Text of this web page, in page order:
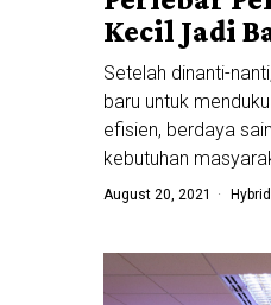
Kecil Jadi
Setelah dinanti-
baru untuk
efisien, berdaya
kebutuhan
August 20, 2021 Hybrid